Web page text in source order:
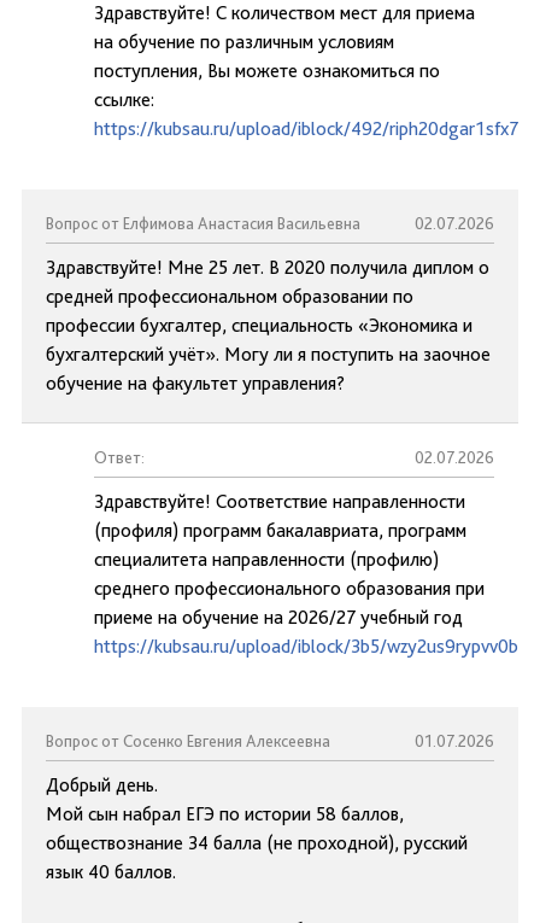
Здравствуйте! С количеством мест для приема
на обучение по различным условиям
поступления, Вы можете ознакомиться по
ссылке:
https://kubsau.ru/upload/iblock/492/
Вопрос от Елфимова Анастасия Васильевна 02.07.2026
Здравствуйте! Мне 25 лет. В 2020 получила диплом о
средней профессиональном образовании по
профессии бухгалтер, специальность «Экономика и
бухгалтерский учёт». Могу ли я поступить на заочное
обучение на факультет управления?
Ответ: 02.07.2026
Здравствуйте! Соответствие направленности
(профиля) программ бакалавриата, программ
специалитета направленности (профилю)
среднего профессионального образования при
приеме на обучение на 2026/27 учебный год
https://kubsau.ru/upload/iblock/3b5/
Вопрос от Сосенко Евгения Алексеевна 01.07.2026
Добрый день.
Мой сын набрал ЕГЭ по истории 58 баллов,
обществознание 34 балла (не проходной), русский
язык 40 баллов.